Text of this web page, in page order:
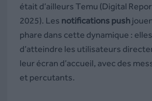
était d’ailleurs Temu (Digital
2025). Les notifications push
phare dans cette dynamique :
d’atteindre les utilisateurs
leur écran d’accueil, avec des
et percutants.